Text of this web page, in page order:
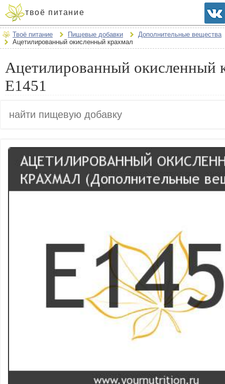
твоё питание
Твоё питание Пищевые добавки
Дополнительные вещества
Ацетилированный окисленный крахмал
Ацетилированный окисленный
E1451